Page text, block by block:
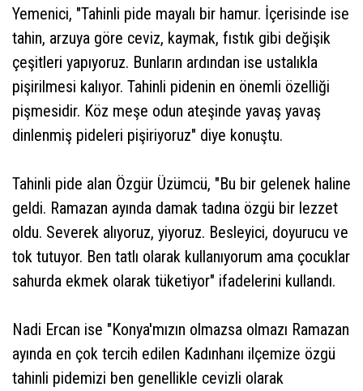
Yemenici, "Tahinli pide mayalı bir hamur. İçerisinde ise
tahin, arzuya göre ceviz, kaymak, fıstık gibi değişik
çeşitleri yapıyoruz. Bunların ardından ise ustalıkla
pişirilmesi kalıyor. Tahinli pidenin en önemli özelliği
pişmesidir. Köz meşe odun ateşinde yavaş yavaş
dinlenmiş pideleri pişiriyoruz" diye konuştu.
Tahinli pide alan Özgür Üzümcü, "Bu bir gelenek haline
geldi. Ramazan ayında damak tadına özgü bir lezzet
oldu. Severek alıyoruz, yiyoruz. Besleyici, doyurucu ve
tok tutuyor. Ben tatlı olarak kullanıyorum ama çocuklar
sahurda ekmek olarak tüketiyor" ifadelerini kullandı.
Nadi Ercan ise "Konya'mızın olmazsa olmazı Ramazan
ayında en çok tercih edilen Kadınhanı ilçemize özgü
tahinli pidemizi ben genellikle cevizli olarak